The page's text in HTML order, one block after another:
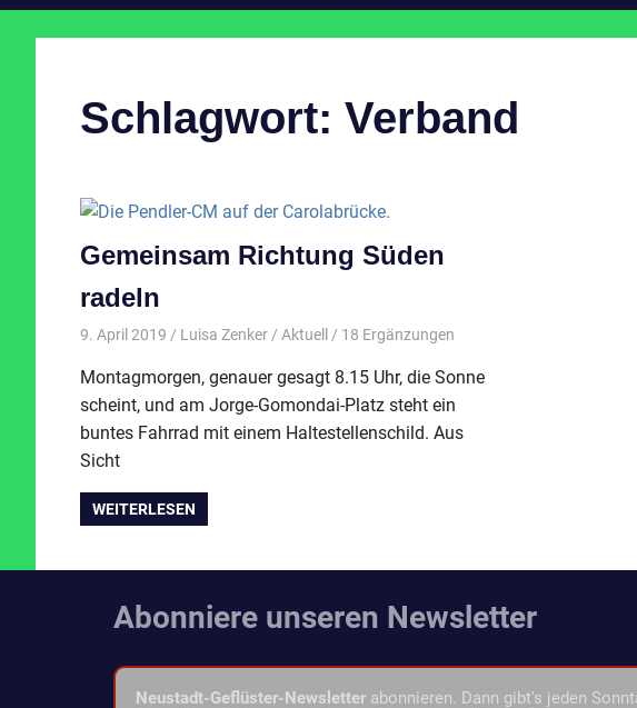
Schlagwort: Verband
Gemeinsam Richtung Süden
radeln
9. April 2019 Luisa Zenker Aktuell / 18 Ergänzungen
Montagmorgen, genauer gesagt 8.15 Uhr, die Sonne
scheint, und am Jorge-Gomondai-Platz steht ein
buntes Fahrrad mit einem Haltestellenschild. Aus
Sicht
WEITERLESEN
Abonniere unseren Newsletter
Neustadt-Geflüster-Newsletter abonnieren. Dann gibt's jeden